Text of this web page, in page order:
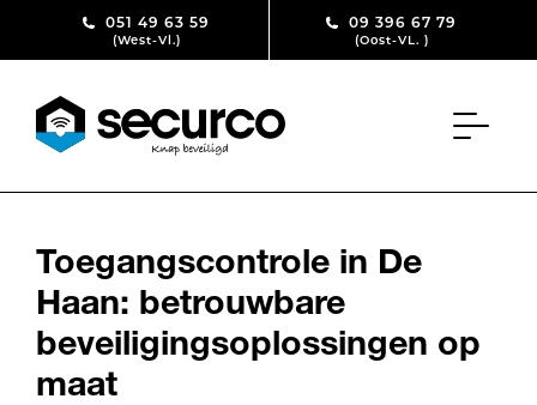
Skip to content051 49 63 59
(West-Vl.)
09 396 67 79
(Oost-VL. )
Toegangscontrole in De
Haan: betrouwbare
beveiligingsoplossingen op
maat